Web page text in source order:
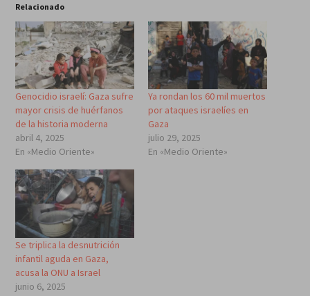
Relacionado
Genocidio israelí: Gaza sufre
mayor crisis de huérfanos
de la historia moderna
abril 4, 2025
En «Medio Oriente»
Ya rondan los 60 mil muertos
por ataques israelíes en
Gaza
julio 29, 2025
En «Medio Oriente»
Se triplica la desnutrición
infantil aguda en Gaza,
acusa la ONU a Israel
junio 6, 2025